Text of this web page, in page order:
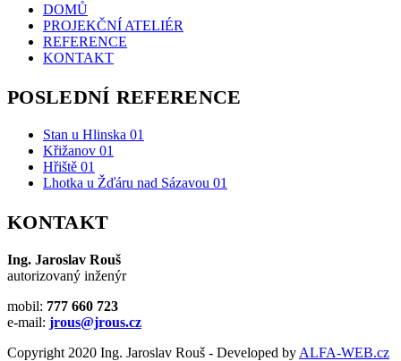
DOMŮ
PROJEKČNÍ ATELIÉR
REFERENCE
KONTAKT
POSLEDNÍ REFERENCE
Stan u Hlinska 01
Křižanov 01
Hřiště 01
Lhotka u Žďáru nad Sázavou 01
KONTAKT
Ing. Jaroslav Rouš
autorizovaný inženýr
mobil: 777 660 723
e-mail: jrous@jrous.cz
Copyright 2020 Ing. Jaroslav Rouš - Developed by ALFA-WEB.cz